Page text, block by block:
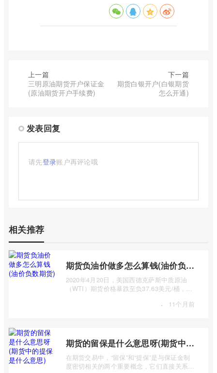
上一篇
三明原油期货开户保证金
(原油期货开户手续费)
下一篇
期货白银开户(白银期货
怎么开通)
发表回复
请先登录账户再评论哦
相关推荐
期货负油价做多怎么算钱(油价负数期货)
2020年4月20日，美国西德克萨斯中质原油
（WTI）期货价格暴跌至负37.63美元/桶，这
· 11个月前
期货的留保是什么意思呀(期货中的提保是什么意思)
在期货交易中，“留保”和“提保”是与保证金制
度密切相关的两个重要概念，它们直接关系到